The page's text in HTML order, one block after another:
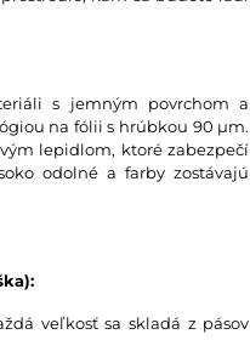
s jemným povrchom a
na fólii s hrúbkou 90 µm.
lepidlom, ktoré zabezpečí
odolné a farby zostávajú
veľkosť sa skladá z pásov